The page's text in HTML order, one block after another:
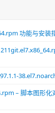
功能与安装
– 脚本图形化